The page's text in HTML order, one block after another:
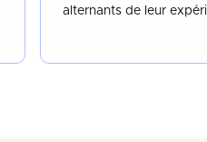
alternants de leur